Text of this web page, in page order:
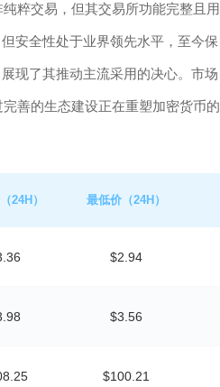
粹交易，但其交易所功能完整且用
安全性处于业界领先水平，至今保
现了其推动主流采用的决心。市场
善的生态建设正在重塑加密货币的
24H） 最低价（24H）
$2.94
$3.56
$100.21